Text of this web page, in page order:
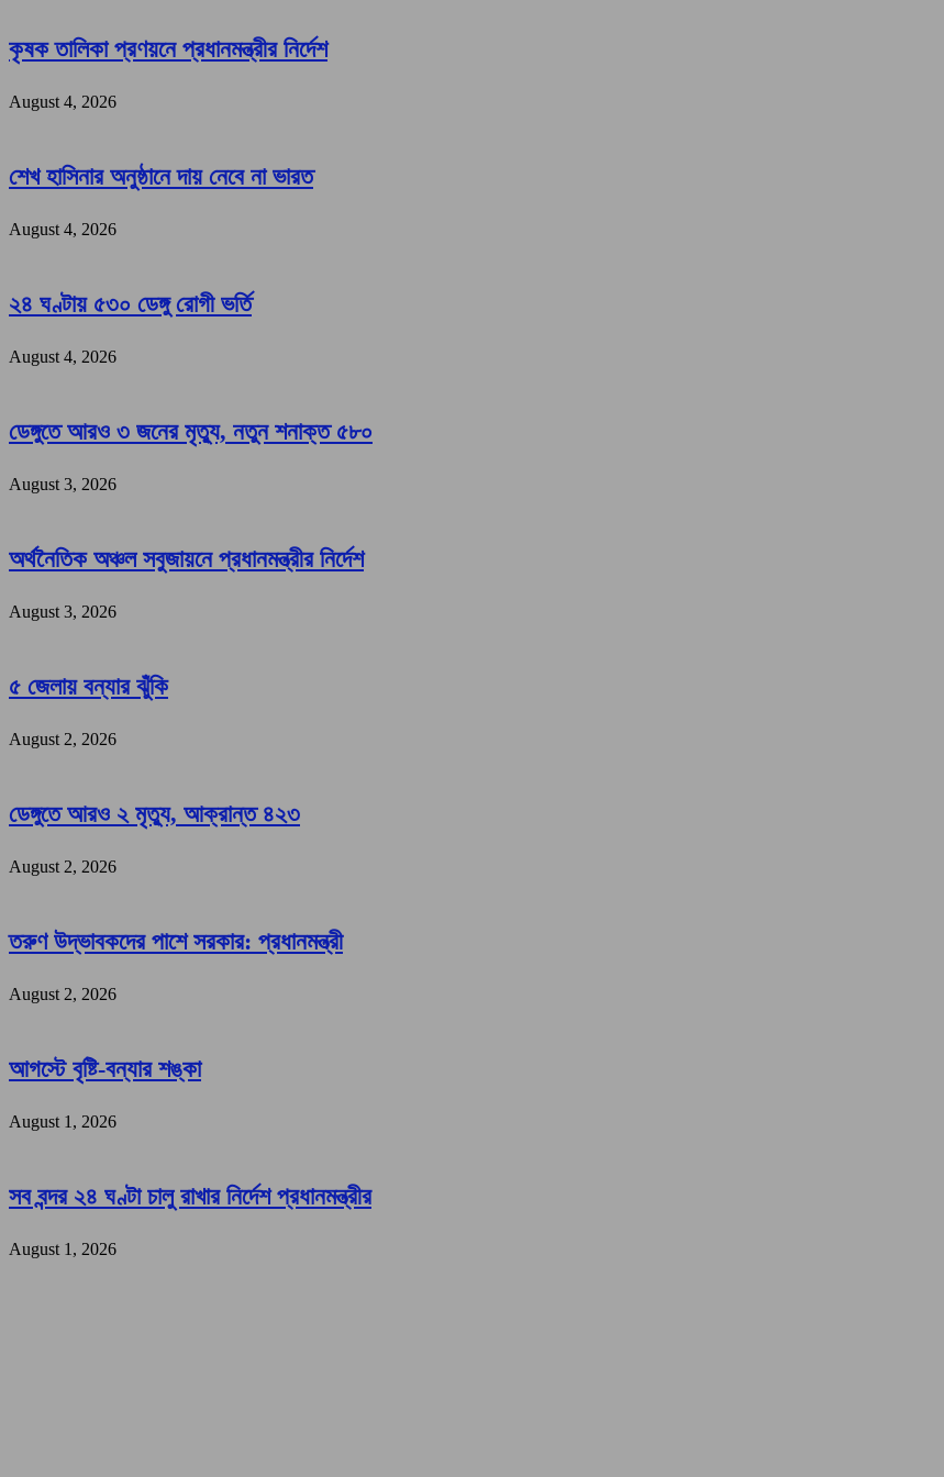
কৃষক তালিকা প্রণয়নে প্রধানমন্ত্রীর নির্দেশ
August 4, 2026
শেখ হাসিনার অনুষ্ঠানে দায় নেবে না ভারত
August 4, 2026
২৪ ঘণ্টায় ৫৩০ ডেঙ্গু রোগী ভর্তি
August 4, 2026
ডেঙ্গুতে আরও ৩ জনের মৃত্যু, নতুন শনাক্ত ৫৮০
August 3, 2026
অর্থনৈতিক অঞ্চল সবুজায়নে প্রধানমন্ত্রীর নির্দেশ
August 3, 2026
৫ জেলায় বন্যার ঝুঁকি
August 2, 2026
ডেঙ্গুতে আরও ২ মৃত্যু, আক্রান্ত ৪২৩
August 2, 2026
তরুণ উদ্ভাবকদের পাশে সরকার: প্রধানমন্ত্রী
August 2, 2026
আগস্টে বৃষ্টি-বন্যার শঙ্কা
August 1, 2026
সব বন্দর ২৪ ঘণ্টা চালু রাখার নির্দেশ প্রধানমন্ত্রীর
August 1, 2026